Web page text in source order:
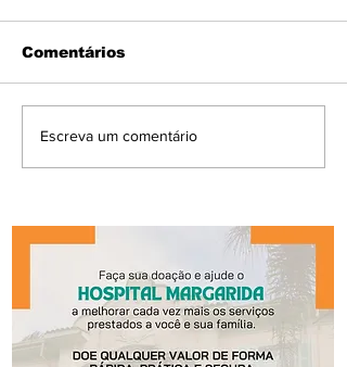
Comentários
Escreva um comentário